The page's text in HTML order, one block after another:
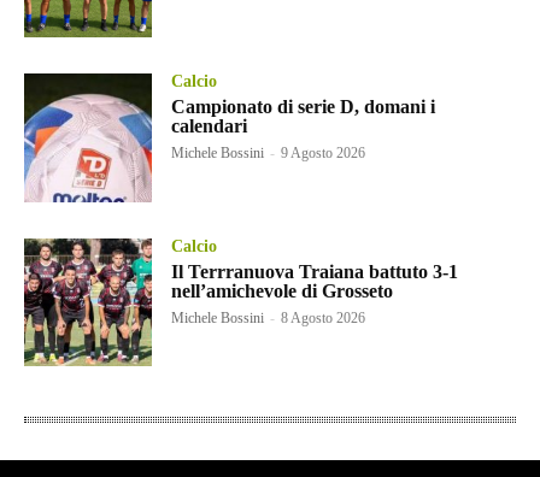
Calcio
Campionato di serie D, domani i
calendari
Michele Bossini - 9 Agosto 2026
Calcio
Il Terrranuova Traiana battuto 3-1
nell’amichevole di Grosseto
Michele Bossini - 8 Agosto 2026